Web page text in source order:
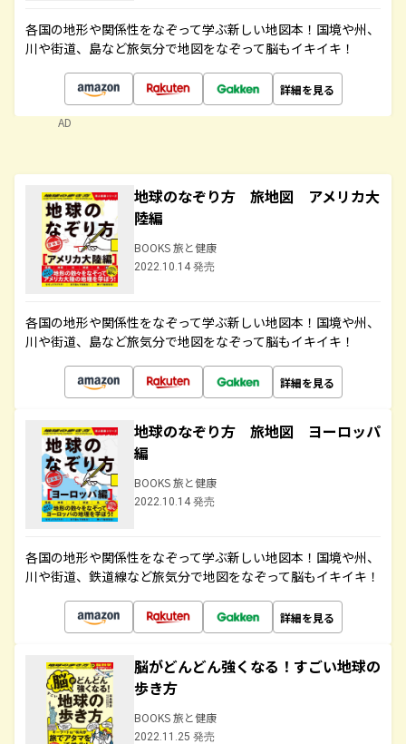
各国の地形や関係性をなぞって学ぶ新しい地図本！国境や州、
川や街道、島など旅気分で地図をなぞって脳もイキイキ！
詳細を見る
AD
地球のなぞり方 旅地図 アメリカ大
陸編
BOOKS 旅と健康
2022.10.14 発売
各国の地形や関係性をなぞって学ぶ新しい地図本！国境や州、
川や街道、島など旅気分で地図をなぞって脳もイキイキ！
詳細を見る
地球のなぞり方 旅地図 ヨーロッパ
編
BOOKS 旅と健康
2022.10.14 発売
各国の地形や関係性をなぞって学ぶ新しい地図本！国境や州、
川や街道、鉄道線など旅気分で地図をなぞって脳もイキイキ！
詳細を見る
脳がどんどん強くなる！すごい地球の
歩き方
BOOKS 旅と健康
2022.11.25 発売